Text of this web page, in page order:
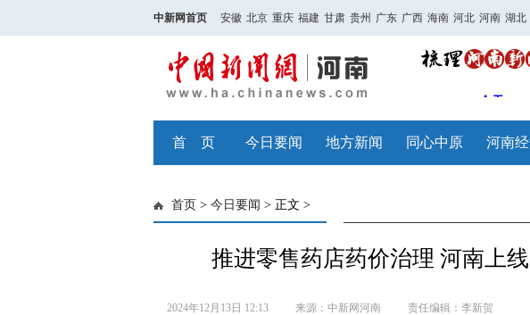
中新网首页 安徽 北京 重庆 福建 甘肃 贵州 广东 广西 海南 河北 河南 湖北
首 页 今日要闻 地方新闻 同心中原 河南
首页 > 今日要闻 > 正文 >
推进零售药店药价治理 河南上
2024年12月13日 12:13 来源：中新网河南 责任编辑：李新贺